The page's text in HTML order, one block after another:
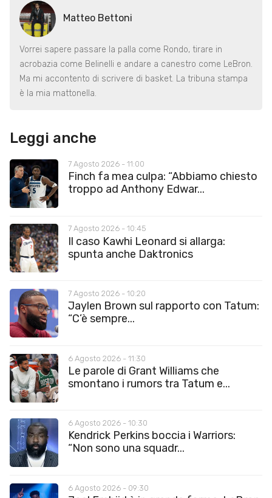
Matteo Bettoni
Vorrei sapere passare la palla come Rondo, tirare in
acrobazia come Belinelli e andare a canestro come LeBron.
Ma mi accontento di scrivere di basket. La tribuna stampa
è la mia mattonella.
Leggi anche
7 Agosto 2026 - 11:00
Finch fa mea culpa: “Abbiamo chiesto
troppo ad Anthony Edwar...
7 Agosto 2026 - 10:45
Il caso Kawhi Leonard si allarga:
spunta anche Daktronics
7 Agosto 2026 - 10:20
Jaylen Brown sul rapporto con Tatum:
“C’è sempre...
6 Agosto 2026 - 11:30
Le parole di Grant Williams che
smontano i rumors tra Tatum e...
6 Agosto 2026 - 10:30
Kendrick Perkins boccia i Warriors:
“Non sono una squadr...
6 Agosto 2026 - 09:30